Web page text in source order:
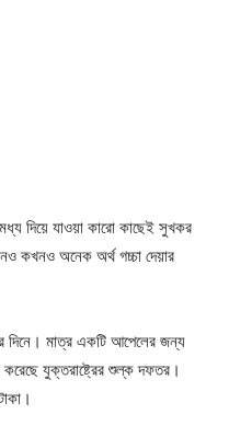
দিয়ে যাওয়া কারো কাছেই সুখকর
কখনও অনেক অর্থ গচ্চা দেয়ার
দিনে। মাত্র একটি আপেলের জন্য
করেছে যুক্তরাষ্ট্রের শুল্ক দফতর।